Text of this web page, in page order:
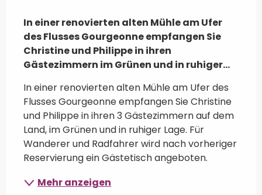
In einer renovierten alten Mühle am Ufer
des Flusses Gourgeonne empfangen Sie
Christine und Philippe in ihren
Gästezimmern im Grünen und in ruhiger...
In einer renovierten alten Mühle am Ufer des
Flusses Gourgeonne empfangen Sie Christine
und Philippe in ihren 3 Gästezimmern auf dem
Land, im Grünen und in ruhiger Lage. Für
Wanderer und Radfahrer wird nach vorheriger
Reservierung ein Gästetisch angeboten.
Mehr anzeigen